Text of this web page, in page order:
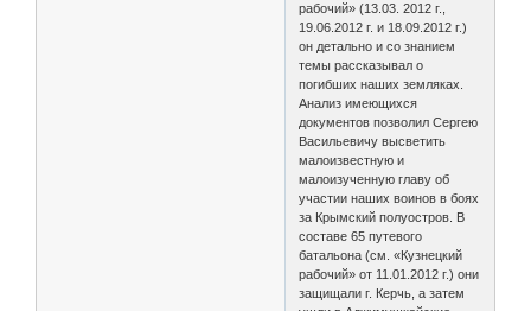
рабочий» (13.03. 2012 г.,
19.06.2012 г. и 18.09.2012 г.)
он детально и со знанием
темы рассказывал о
погибших наших земляках.
Анализ имеющихся
документов позволил Сергею
Васильевичу высветить
малоизвестную и
малоизученную главу об
участии наших воинов в боях
за Крымский полуостров. В
составе 65 путевого
батальона (см. «Кузнецкий
рабочий» от 11.01.2012 г.) они
защищали г. Керчь, а затем